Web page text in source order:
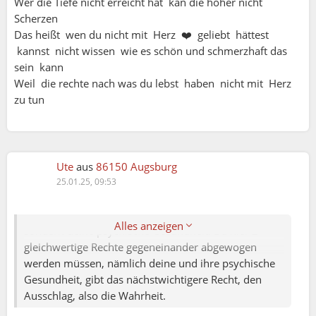
Scherzen
Das heißt wen du nicht mit Herz ❤️ geliebt hättest
kannst nicht wissen wie es schön und schmerzhaft das
sein kann
Weil die rechte nach was du lebst haben nicht mit Herz
zu tun
Ute aus 86150 Augsburg
25.01.25, 09:53
Alles anzeigen
Wie kann ich es eine Person deutlicher sagen
das ich die nicht mag und meine zeit mir
kostbar ist ?
Ich selbst verstehe nicht was du sagen möchtest
Jedes mal wenn ich die sehe rege ich mich auf
und abends wieder zu Hölle für mich
sondern deine psychische Gesundheit. Da hier 2
gleichwertige Rechte gegeneinander abgewogen
werden müssen, nämlich deine und ihre psychische
Gesundheit, gibt das nächstwichtigere Recht, den
Ausschlag, also die Wahrheit.
Bernhard: